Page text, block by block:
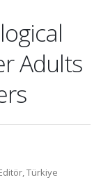
Adults
Türkiye